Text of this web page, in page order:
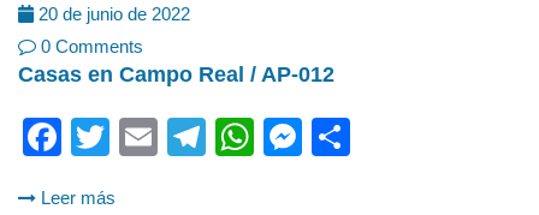
20 de junio de 2022
0 Comments
Casas en Campo Real / AP-012
Facebook
Twitter
EmailTelegram
WhatsApp
Messenger
Leer más